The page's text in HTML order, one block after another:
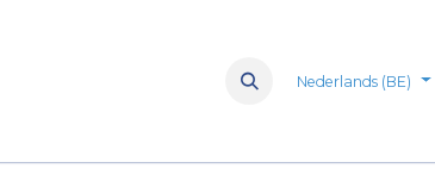
Merken Over Ons
Nederlands (BE)